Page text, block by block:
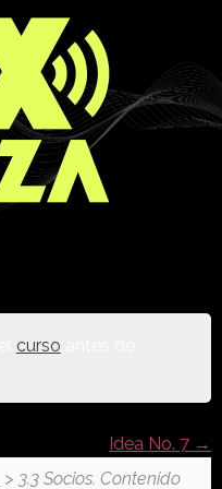
curso
Idea No. 7
> 3.3 Socios. Contenido